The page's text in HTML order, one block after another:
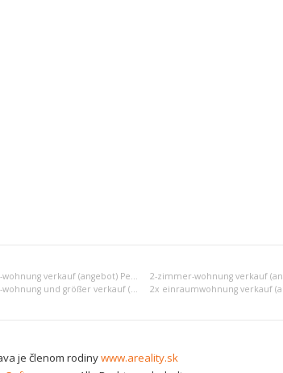
1-zimmer-wohnung verkauf (angebot) Pezinok
5-zimmer-wohnung und größer verkauf (angebot) Pezinok
je členom rodinywww.areality.sk